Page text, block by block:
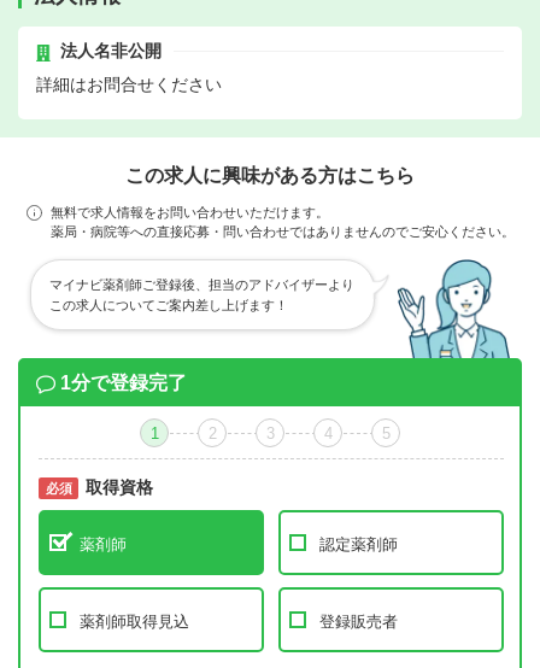
法人名非公開
詳細はお問合せください
この求人に興味がある方はこちら
無料で求人情報をお問い合わせいただけます。
薬局・病院等への直接応募・問い合わせではありませんのでご安心ください。
マイナビ薬剤師ご登録後、担当のアドバイザーより
この求人についてご案内差し上げます！
1分で登録完了
1 2 3 4 5
必須 取得資格
薬剤師 認定薬剤師
薬剤師取得見込 登録販売者